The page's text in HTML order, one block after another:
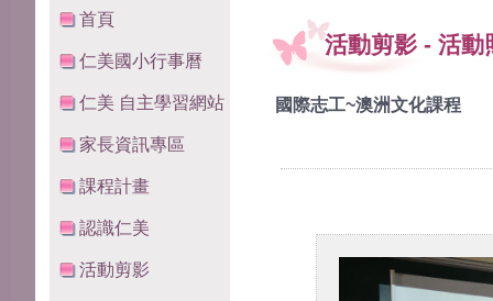
首頁
仁美國小行事曆
仁美 自主學習網站
家長資訊專區
課程計畫
認識仁美
活動剪影
活動剪影 - 活動
國際志工~澳洲文化課程